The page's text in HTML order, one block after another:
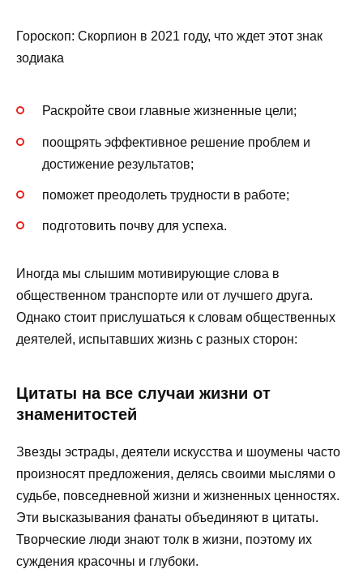
Гороскоп: Скорпион в 2021 году, что ждет этот знак
зодиака
Раскройте свои главные жизненные цели;
поощрять эффективное решение проблем и
достижение результатов;
поможет преодолеть трудности в работе;
подготовить почву для успеха.
Иногда мы слышим мотивирующие слова в
общественном транспорте или от лучшего друга.
Однако стоит прислушаться к словам общественных
деятелей, испытавших жизнь с разных сторон:
Цитаты на все случаи жизни от
знаменитостей
Звезды эстрады, деятели искусства и шоумены часто
произносят предложения, делясь своими мыслями о
судьбе, повседневной жизни и жизненных ценностях.
Эти высказывания фанаты объединяют в цитаты.
Творческие люди знают толк в жизни, поэтому их
суждения красочны и глубоки.